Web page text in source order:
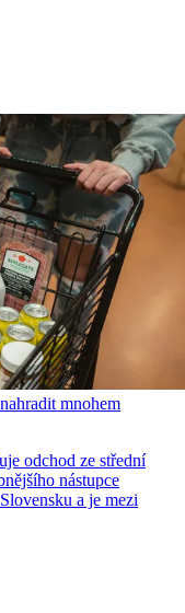
mnohem
odchod ze střední
nástupce
a je mezi